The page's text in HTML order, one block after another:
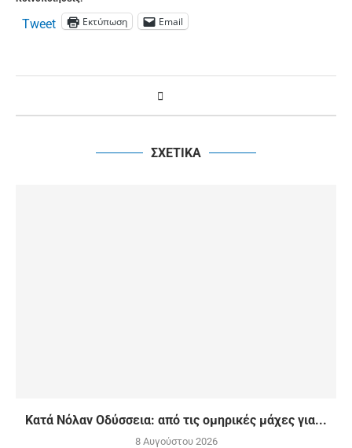
Tweet Εκτύπωση Email
ΣΧΕΤΙΚΑ
Κατά Νόλαν Οδύσσεια: από τις ομηρικές μάχες για...
8 Αυγούστου 2026